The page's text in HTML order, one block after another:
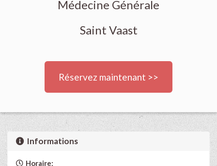
Médecine Générale
Saint Vaast
Réservez maintenant >>
Informations
Horaire: